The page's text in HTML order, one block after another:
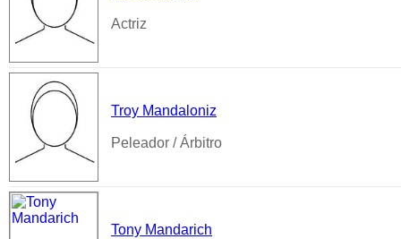
Actriz
Troy Mandaloniz
Peleador / Árbitro
Tony Mandarich